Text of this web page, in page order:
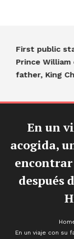
First public
Prince William
father, King
En un
acogida,
después
En un viaje con su